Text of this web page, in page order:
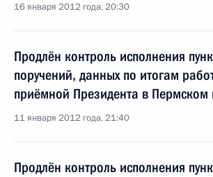
16 января 2012 года, 20:30
Продлён контроль исполнения
поручений, данных по итогам
приёмной Президента в Пермском
11 января 2012 года, 21:40
Продлён контроль исполнения